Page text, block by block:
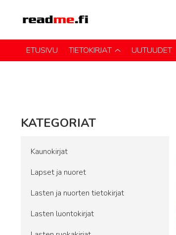
ETUSIVU TIETOKIRJAT UUTUUDET
KATEGORIAT
Kaunokirjat
Lapset ja nuoret
Lasten ja nuorten tietokirjat
Lasten luontokirjat